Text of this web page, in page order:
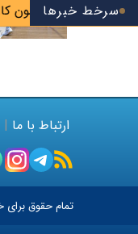
سرخط خبرها
آغاز ثبت‌نام‌ آزمون
ارتباط با ما |
تمام حقوق برای